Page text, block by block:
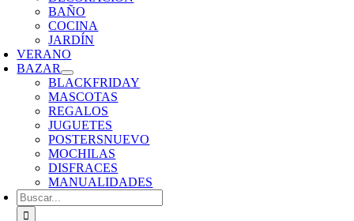
BAÑO
COCINA
JARDÍN
VERANO
BAZAR
BLACKFRIDAY
MASCOTAS
REGALOS
JUGUETES
POSTERSNUEVO
MOCHILAS
DISFRACES
MANUALIDADES
Buscar: